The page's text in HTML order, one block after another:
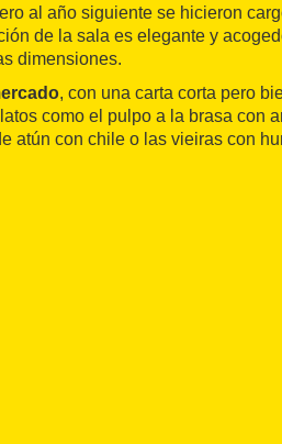
al año siguiente se hicieron
de la sala es elegante y
dimensiones.
, con una carta corta pero
como el pulpo a la brasa con
atún con chile o las vieiras con